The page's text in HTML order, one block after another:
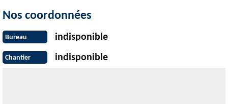
Nos coordonnées
Bureau indisponible
Chantier indisponible